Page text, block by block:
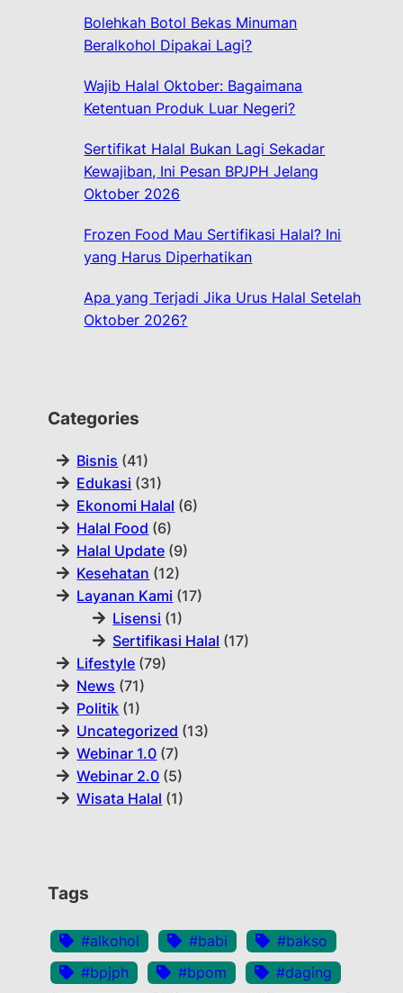
Bolehkah Botol Bekas Minuman
Beralkohol Dipakai Lagi?
Wajib Halal Oktober: Bagaimana
Ketentuan Produk Luar Negeri?
Sertifikat Halal Bukan Lagi Sekadar
Kewajiban, Ini Pesan BPJPH Jelang
Oktober 2026
Frozen Food Mau Sertifikasi Halal? Ini
yang Harus Diperhatikan
Apa yang Terjadi Jika Urus Halal Setelah
Oktober 2026?
Categories
Bisnis (41)
Edukasi (31)
Ekonomi Halal (6)
Halal Food (6)
Halal Update (9)
Kesehatan (12)
Layanan Kami (17)
Lisensi (1)
Sertifikasi Halal (17)
Lifestyle (79)
News (71)
Politik (1)
Uncategorized (13)
Webinar 1.0 (7)
Webinar 2.0 (5)
Wisata Halal (1)
Tags
#alkohol #babi
#bakso
#bpjph
#bpom
#daging